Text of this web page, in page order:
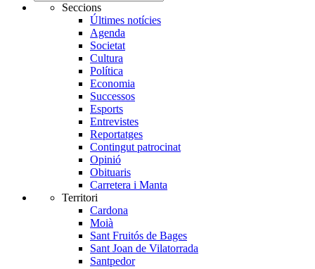
Seccions
Últimes notícies
Agenda
Societat
Cultura
Política
Economia
Successos
Esports
Entrevistes
Reportatges
Contingut patrocinat
Opinió
Obituaris
Carretera i Manta
Territori
Cardona
Moià
Sant Fruitós de Bages
Sant Joan de Vilatorrada
Santpedor